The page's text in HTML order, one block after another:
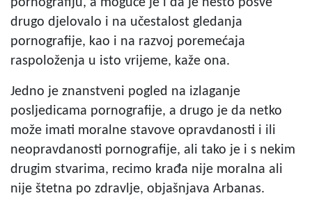
drugo djelovalo i na učestalost gledanja
pornografije, kao i na razvoj poremećaja
raspoloženja u isto vrijeme, kaže ona.
Jedno je znanstveni pogled na izlaganje
posljedicama pornografije, a drugo je da netko
može imati moralne stavove opravdanosti i ili
neopravdanosti pornografije, ali tako je i s nekim
drugim stvarima, recimo krađa nije moralna ali
nije štetna po zdravlje, objašnjava Arbanas.